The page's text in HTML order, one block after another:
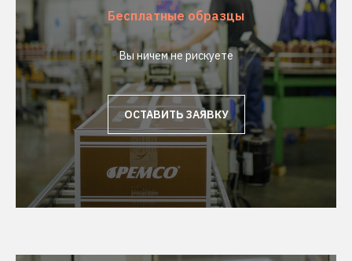
Бесплатные образцы
Вы ничем не рискуете
ОСТАВИТЬ ЗАЯВКУ